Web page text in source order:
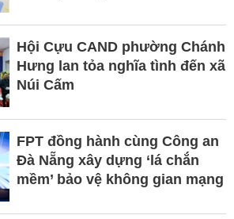
Hội Cựu CAND phường Chánh
Hưng lan tỏa nghĩa tình đến xã
Núi Cấm
FPT đồng hành cùng Công an
Đà Nẵng xây dựng ‘lá chắn
mềm’ bảo vệ không gian mạng